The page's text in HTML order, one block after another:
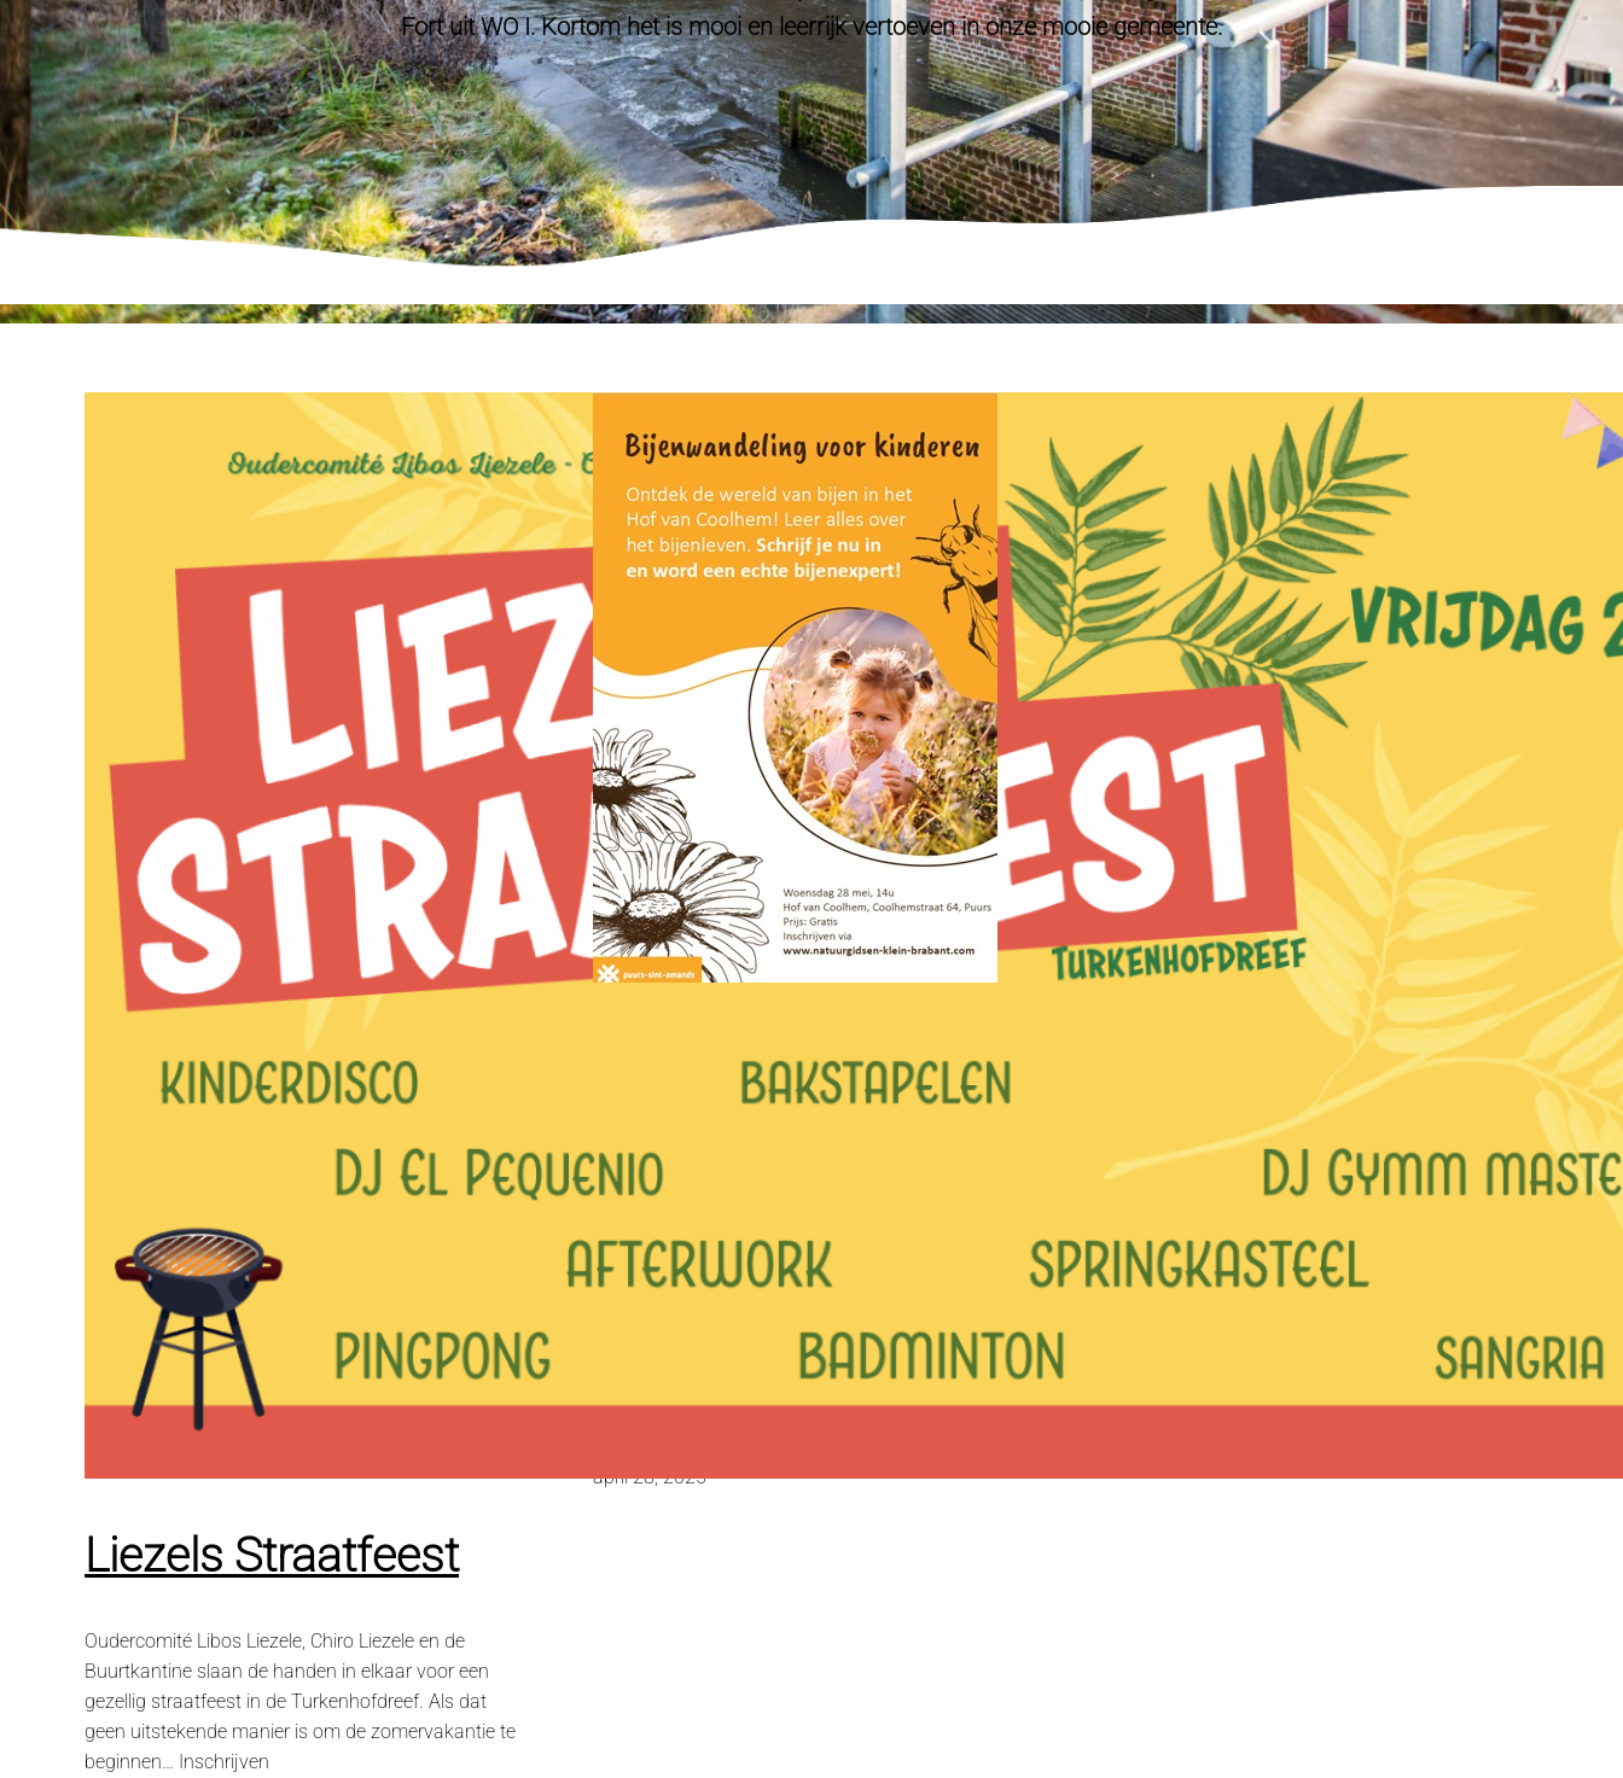
Fort uit WO I. Kortom het is mooi en leerrijk vertoeven in onze mooie gemeente.
Liezels Straatfeest
Oudercomité Libos Liezele, Chiro Liezele en de
Buurtkantine slaan de handen in elkaar voor een
gezellig straatfeest in de Turkenhofdreef. Als dat
geen uitstekende manier is om de zomervakantie te
beginnen… Inschrijven
Bijenwandeling voor
kinderen – Hof van
Coolhem
Hey daar, jonge ontdekkingsreizigers! Ben je klaar
om een avontuur te beleven dat zoemt van
opwinding en kennis? Schrijf je dan in voor onze
bijenwandeling in het betoverende Hof van
Coolhem! Hier ontdek je alles wat je wilt weten over
april 28, 2025
Spaghetti day
Bacchanten
Onze spaghetti dag is een jaarlijks weerkerende
succesformule. Reserveer alvast zondag 25 mei in
je agenda om te komen genieten van al dat lekkers.
https://www.bacchanten.com
april 21, 2025